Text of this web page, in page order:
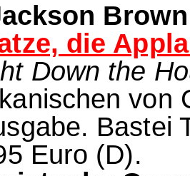
die
Down the
von
Bastei
Euro (D).